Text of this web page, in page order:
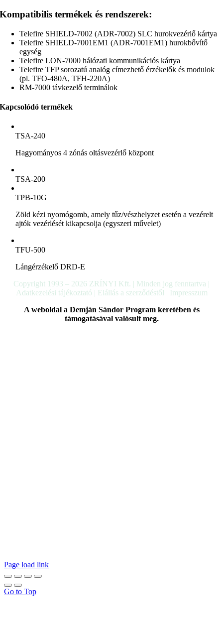
Kompatibilis termékek és rendszerek:
Telefire SHIELD-7002 (ADR-7002) SLC hurokvezérlő kártya
Telefire SHIELD-7001EM1 (ADR-7001EM1) hurokbővítő
egység
Telefire LON-7000 hálózati kommunikációs kártya
Telefire TFP sorozatú analóg címezhető érzékelők és modulok
(pl. TFO-480A, TFH-220A)
RM-7000 távkezelő terminálok
Kapcsolódó termékek
TSA-240
Hagyományos 4 zónás oltásvezérlő központ
TSA-200
TPB-10G
Zöld kézi nyomógomb, amely tűz/vészhelyzet esetén a vezérelt
ajtók vezérlését kikapcsolja (egyszeri művelet)
TFU-500
Lángérzékelő DRD-E
Copyright 1993 – 2026 ZRÍNYI Kft. | Minden jog fenntartva |
Adatkezelési tájékoztató | Elállás a szerződéstől | Impresszum
A weboldal a Demján Sándor Program keretében és
támogatásával valósult meg.
Page load link
Go to Top